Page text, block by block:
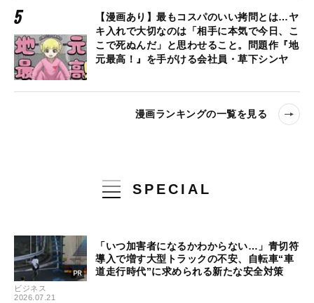
【漫画あり】最もコスパのいい拷問とは…ヤ
キ入れで大切なのは「相手に本気で今日、こ
こで死ぬんだ」と思わせること。問題作『地
元最高！』を手がける会社員・草下シンヤ
漫画ランキングの一覧を見る
SPECIAL
ビジネス
2026.07.21
「いつ加害者になるかわからない…」青切符
導入で増す大型トラックの不安、自転車“車
道走行時代”に求められる新たな安全対策